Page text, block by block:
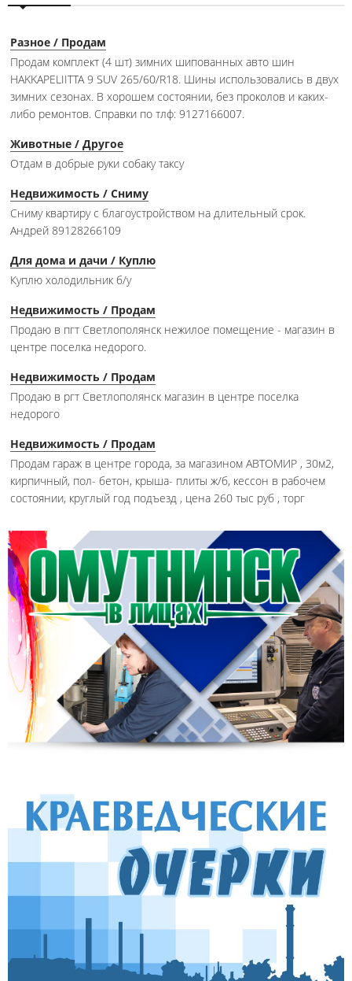
Разное / Продам
Продам комплект (4 шт) зимних шипованных авто шин
HAKKAPELIITTA 9 SUV 265/60/R18. Шины использовались в двух
зимних сезонах. В хорошем состоянии, без проколов и каких-
либо ремонтов. Справки по тлф: 9127166007.
Животные / Другое
Отдам в добрые руки собаку таксу
Недвижимость / Сниму
Сниму квартиру с благоустройством на длительный срок.
Андрей 89128266109
Для дома и дачи / Куплю
Куплю холодильник б/у
Недвижимость / Продам
Продаю в пгт Светлополянск нежилое помещение - магазин в
центре поселка недорого.
Недвижимость / Продам
Продаю в ргт Светлополянск магазин в центре поселка
недорого
Недвижимость / Продам
Продам гараж в центре города, за магазином АВТОМИР , 30м2,
кирпичный, пол- бетон, крыша- плиты ж/б, кессон в рабочем
состоянии, круглый год подъезд , цена 260 тыс руб , торг